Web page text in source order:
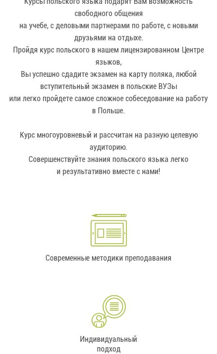
свободного общения
на учебе, с деловыми партнерами по работе, с новыми
друзьями на отдыхе.
Пройдя курс польского в нашем лицензированном Центре
языков,
Вы успешно сдадите экзамен на карту поляка, любой
вступительный экзамен в польские ВУЗы
или легко пройдете самое сложное собеседование на работу
в Польше.
Курс многоуровневый и рассчитан на разную целевую
аудиторию.
Совершенствуйте знания польского языка легко
и результативно вместе с нами!
Современные методики преподавания
Индивидуальный
подход